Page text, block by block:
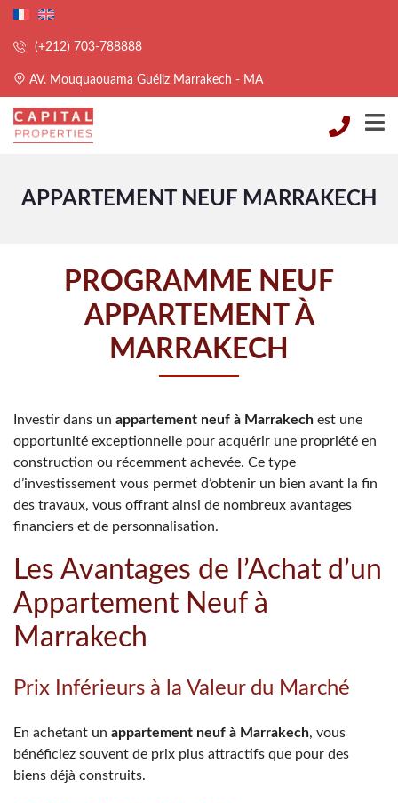
(+212) 703-788888
AV. Mouquaouama Guéliz Marrakech - MA
APPARTEMENT NEUF MARRAKECH
PROGRAMME NEUF
APPARTEMENT À
MARRAKECH
Investir dans un appartement neuf à Marrakech est une
opportunité exceptionnelle pour acquérir une propriété en
construction ou récemment achevée. Ce type
d’investissement vous permet d’obtenir un bien avant la fin
des travaux, vous offrant ainsi de nombreux avantages
financiers et de personnalisation.
Les Avantages de l’Achat d’un
Appartement Neuf à
Marrakech
Prix Inférieurs à la Valeur du Marché
En achetant un appartement neuf à Marrakech, vous
bénéficiez souvent de prix plus attractifs que pour des
biens déjà construits.